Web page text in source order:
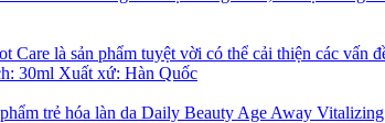
trẻ hóa làn da Daily Beauty Age Away Vitalizing